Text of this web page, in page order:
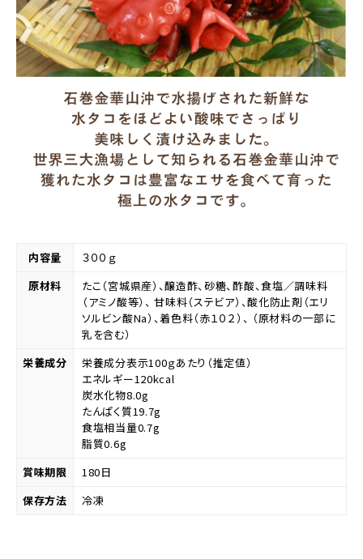
内容量
３００ｇ
原材料
たこ（宮城県産）、醸造酢、砂糖、酢酸、食塩／調味料
（アミノ酸等）、 甘味料（ステビア）、酸化防止剤（エリ
ソルビン酸Na）、着色料（赤１０２）、 （原材料の一部に
乳を含む）
栄養成分
栄養成分表示100ｇあたり（推定値）
エネルギー120kcal
炭水化物8.0g
たんぱく質19.7g
食塩相当量0.7g
脂質0.6g
賞味期限
180日
保存方法
冷凍